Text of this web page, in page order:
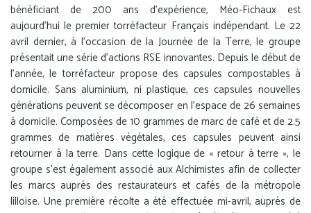
bénéficiant de 200 ans d’expérience, Méo-Fichaux est
aujourd’hui le premier torréfacteur Français indépendant. Le 22
avril dernier, à l’occasion de la Journée de la Terre, le groupe
présentait une série d’actions RSE innovantes. Depuis le début de
l’année, le torréfacteur propose des capsules compostables à
domicile. Sans aluminium, ni plastique, ces capsules nouvelles
générations peuvent se décomposer en l’espace de 26 semaines
à domicile. Composées de 10 grammes de marc de café et de 2.5
grammes de matières végétales, ces capsules peuvent ainsi
retourner à la terre. Dans cette logique de « retour à terre », le
groupe s’est également associé aux Alchimistes afin de collecter
les marcs auprès des restaurateurs et cafés de la métropole
lilloise. Une première récolte a été effectuée mi-avril, auprès de